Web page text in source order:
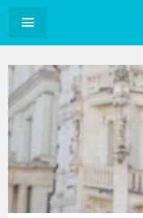
Sari
conținut